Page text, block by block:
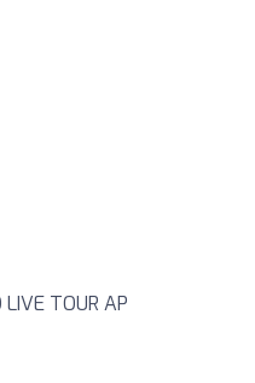
LIVE TOUR AP